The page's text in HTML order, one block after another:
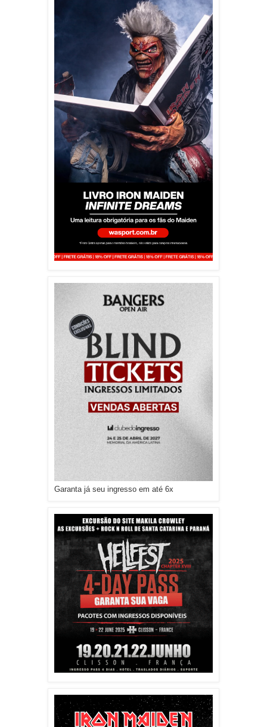
Garanta já seu ingresso em até 6x